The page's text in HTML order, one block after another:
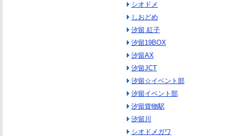
シオドメ
しおどめ
汐留 紅子
汐留19BOX
汐留AX
汐留JCT
汐留☆イベント部
汐留イベント部
汐留貨物駅
汐留川
シオドメガワ